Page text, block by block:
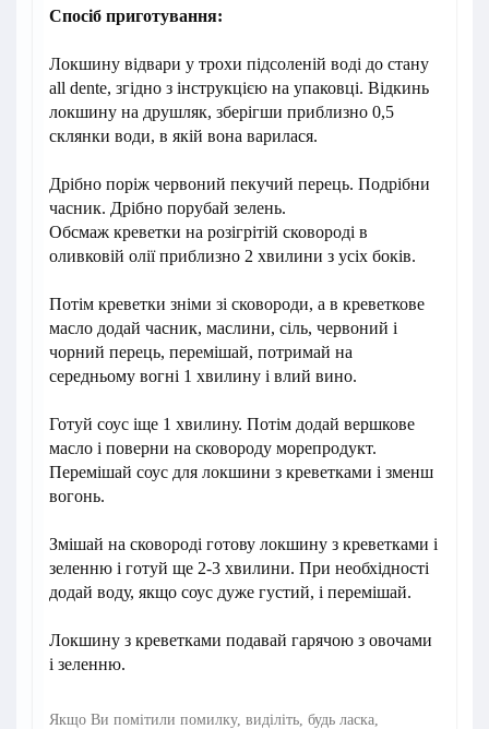
Спосіб приготування:
Локшину відвари у трохи підсоленій воді до стану
all dente, згідно з інструкцією на упаковці. Відкинь
локшину на друшляк, зберігши приблизно 0,5
склянки води, в якій вона варилася.
Дрібно поріж червоний пекучий перець. Подрібни
часник. Дрібно порубай зелень.
Обсмаж креветки на розігрітій сковороді в
оливковій олії приблизно 2 хвилини з усіх боків.
Потім креветки зніми зі сковороди, а в креветкове
масло додай часник, маслини, сіль, червоний і
чорний перець, перемішай, потримай на
середньому вогні 1 хвилину і влий вино.
Готуй соус іще 1 хвилину. Потім додай вершкове
масло і поверни на сковороду морепродукт.
Перемішай соус для локшини з креветками і зменш
вогонь.
Змішай на сковороді готову локшину з креветками і
зеленню і готуй ще 2-3 хвилини. При необхідності
додай воду, якщо соус дуже густий, і перемішай.
Локшину з креветками подавай гарячою з овочами
і зеленню.
Якщо Ви помітили помилку, виділіть, будь ласка,